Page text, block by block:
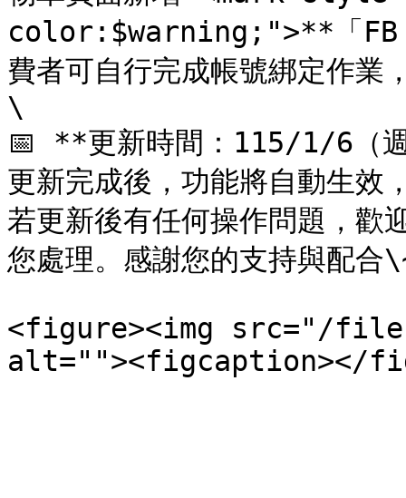
color:$warning;">**「FB
費者可自行完成帳號綁定作業
\
📅 **更新時間：115/1/6（
更新完成後，功能將自動生效
若更新後有任何操作問題，歡
您處理。感謝您的支持與配合
<figure><img src="/files/